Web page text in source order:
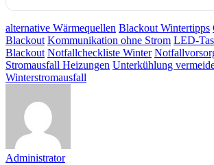
alternative Wärmequellen Blackout Wintertipps
Blackout Kommunikation ohne Strom LED-
Blackout Notfallcheckliste Winter
Stromausfall Heizungen Unterkühlung
Winterstromausfall
Administrator